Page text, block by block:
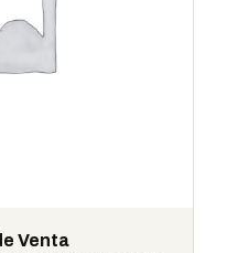
Venta